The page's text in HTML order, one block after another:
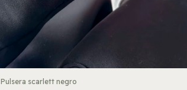
Pulsera scarlett negro